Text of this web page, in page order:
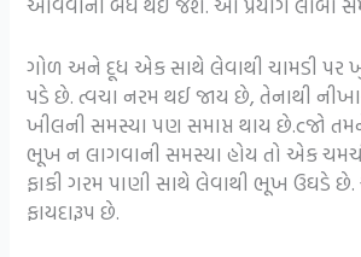
ગોળ અને દૂધ એક સાથે લેવાથી ચામડી પર
પડે છે. ત્વચા નરમ થઈ જાય છે, તેનાથી
ખીલની સમસ્યા પણ સમાપ્ત થાય છે.cજો
ભૂખ ન લાગવાની સમસ્યા હોય તો એક
ફાકી ગરમ પાણી સાથે લેવાથી ભૂખ ઉઘડે છે.
ફાયદારૂપ છે.